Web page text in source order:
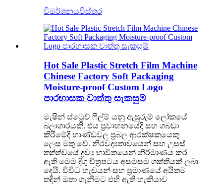
විමර්ශනයවිස්තර
Hot Sale Plastic Stretch Film Machine
Chinese Factory Soft Packaging
Moisture-proof Custom Logo
පාරභාසක වාත්තු සැකසුම්
මැෂින් ස්ට්‍රෙච් ෆිල්ම් යනු ඇසුරුම් ලෝකයේ
බලාගාරයකි. එය ප්‍රවාහනයේදී සහ ගබඩා
කිරීමේදී භාණ්ඩවල ප්‍රබල ආරක්ෂකයෙකු
ලෙස මතු වේ. නිරවද්‍යතාවයෙන් සහ උසස්
තත්ත්වයේ ද්‍රව්‍ය භාවිතයෙන් නිර්මාණය කර
ඇති මෙම දිගු චිත්‍රපටය අසමසම ශක්තියක් ලබා
දෙයි. විවිධ හැඩයන් සහ ප්‍රමාණයේ අයිතම
තදින් ඔතා ගැනීමට එහි ඇති හැකියාව